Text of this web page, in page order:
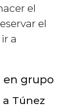
el
el
a
en grupo
Túnez